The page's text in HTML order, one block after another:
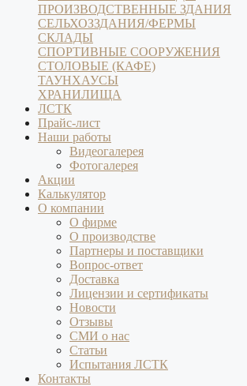
ПРОИЗВОДСТВЕННЫЕ ЗДАНИЯ
СЕЛЬХОЗЗДАНИЯ/ФЕРМЫ
СКЛАДЫ
СПОРТИВНЫЕ СООРУЖЕНИЯ
СТОЛОВЫЕ (КАФЕ)
ТАУНХАУСЫ
ХРАНИЛИЩА
ЛСТК
Прайс-лист
Наши работы
Видеогалерея
Фотогалерея
Акции
Калькулятор
О компании
О фирме
О производстве
Партнеры и поставщики
Вопрос-ответ
Доставка
Лицензии и сертификаты
Новости
Отзывы
СМИ о нас
Статьи
Испытания ЛСТК
Контакты